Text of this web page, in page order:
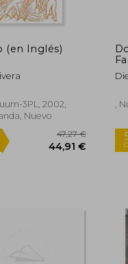
(en Inglés)
3PL, 2002,
Nuevo
,